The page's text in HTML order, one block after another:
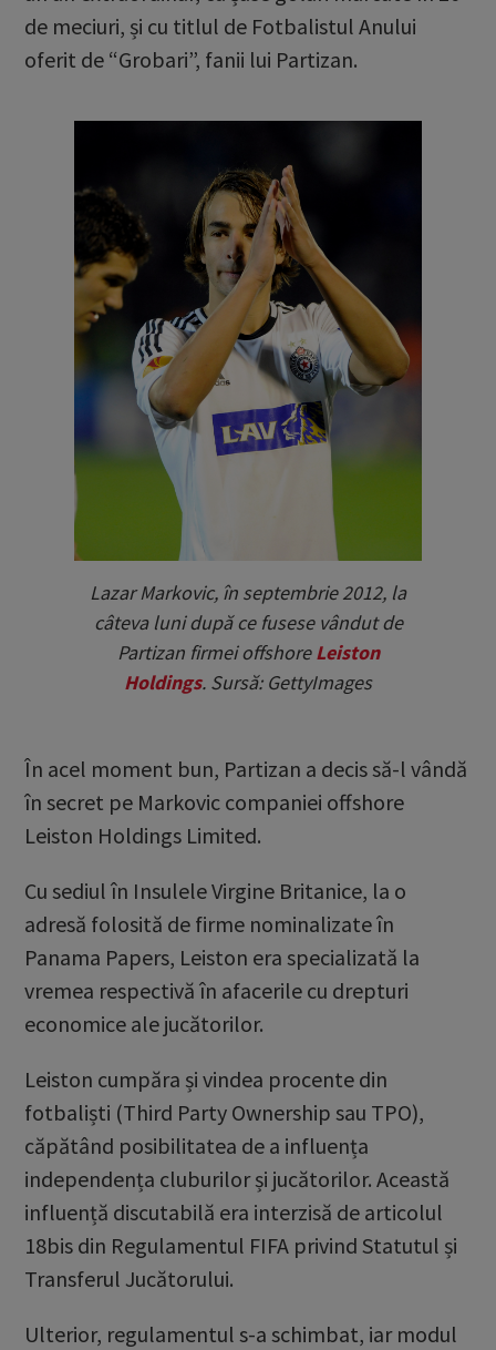
de meciuri, și cu titlul de Fotbalistul Anului
oferit de “Grobari”, fanii lui Partizan.
Lazar Markovic, în septembrie 2012, la
câteva luni după ce fusese vândut de
Partizan firmei offshoreLeiston
Holdings. Sursă: GettyImages
În acel moment bun, Partizan a decis să-l vândă
în secret pe Markovic companiei offshore
Leiston Holdings Limited.
Cu sediul în Insulele Virgine Britanice, la o
adresă folosită de firme nominalizate în
Panama Papers, Leiston era specializată la
vremea respectivă în afacerile cu drepturi
economice ale jucătorilor.
Leiston cumpăra și vindea procente din
fotbaliști (Third Party Ownership sau TPO),
căpătând posibilitatea de a influența
independența cluburilor și jucătorilor. Această
influență discutabilă era interzisă de articolul
18bis din Regulamentul FIFA privind Statutul și
Transferul Jucătorului.
Ulterior, regulamentul s-a schimbat, iar modul